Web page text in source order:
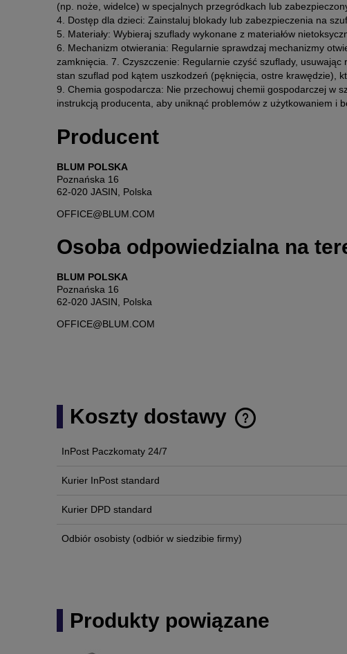
(np. noże, widelce) w specjalnych przegródkach lub
4. Dostęp dla dzieci: Zainstaluj blokady lub zabezpieczenia na
5. Materiały: Wybieraj szuflady wykonane z materiałów
6. Mechanizm otwierania: Regularnie sprawdzaj mechanizmy
zamknięcia. 7. Czyszczenie: Regularnie czyść szuflady,
stan szuflad pod kątem uszkodzeń (pęknięcia, ostre krawędzie),
9. Chemia gospodarcza: Nie przechowuj chemii gospodarczej w
instrukcją producenta, aby uniknąć problemów z użytkowaniem i
Producent
BLUM POLSKA
Poznańska 16
62-020 JASIN, Polska
OFFICE@BLUM.COM
Osoba odpowiedzialna na
BLUM POLSKA
Poznańska 16
62-020 JASIN, Polska
OFFICE@BLUM.COM
Koszty dostawy
InPost Paczkomaty 24/7
Kurier InPost standard
Kurier DPD standard
Odbiór osobisty (odbiór w siedzibie firmy)
Produkty powiązane